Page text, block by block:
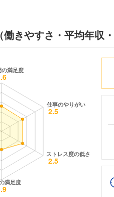
きやすさ・平均年収・